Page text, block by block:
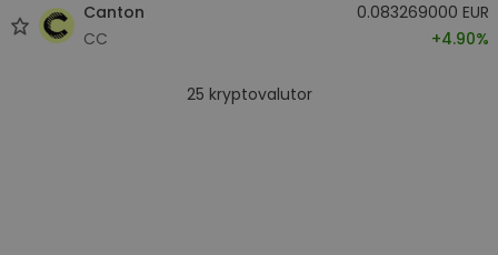
Canton
CC
0.083269000 EUR
+4.90%
25 kryptovalutor